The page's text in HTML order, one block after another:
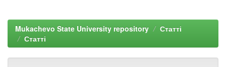
Mukachevo State University repository
Статті
Статті